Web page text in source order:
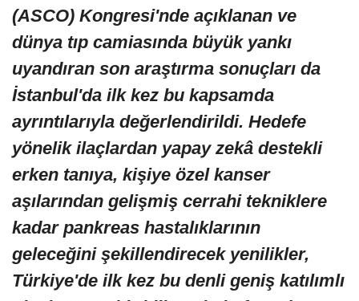
(ASCO) Kongresi'nde açıklanan ve
dünya tıp camiasında büyük yankı
uyandıran son araştırma sonuçları da
İstanbul'da ilk kez bu kapsamda
ayrıntılarıyla değerlendirildi. Hedefe
yönelik ilaçlardan yapay zekâ destekli
erken tanıya, kişiye özel kanser
aşılarından gelişmiş cerrahi tekniklere
kadar pankreas hastalıklarının
geleceğini şekillendirecek yenilikler,
Türkiye'de ilk kez bu denli geniş katılımlı